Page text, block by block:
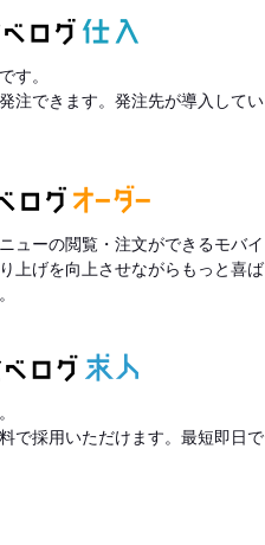
す。
注できます。発注先が導入してい
ューの閲覧・注文ができるモバイ
上げを向上させながらもっと喜ば
で採用いただけます。最短即日で